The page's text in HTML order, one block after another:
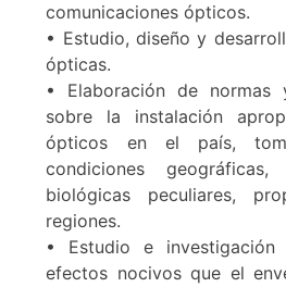
comunicaciones ópticos.
• Estudio, diseño y
ópticas.
• Elaboración de normas
sobre la instalación
ópticos en el país,
condiciones
biológicas peculiares,
regiones.
• Estudio e
efectos nocivos que el